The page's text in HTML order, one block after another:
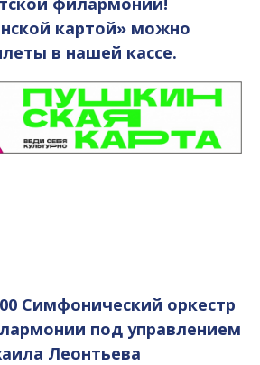
картой» можно
в нашей кассе.
Симфонический оркестр
под управлением
Леонтьева